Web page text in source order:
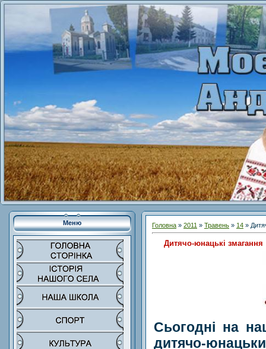
Меню Головна » 2011 » Травень » 14 »
Дитячо-юнацькі змагання
Сьогодні на
дитячо-